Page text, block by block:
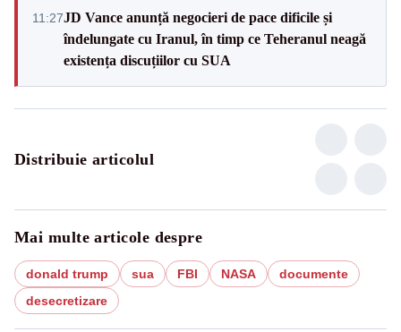
11:27JD Vance anunță negocieri de pace dificile și
îndelungate cu Iranul, în timp ce Teheranul neagă
existența discuțiilor cu SUA
Distribuie articolul
Mai multe articole despre
donald trump sua FBI NASA
documente
desecretizare